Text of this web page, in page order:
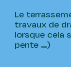
Le
travaux de
lorsque cela
pente …)